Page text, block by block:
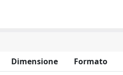
Dimensione
Formato